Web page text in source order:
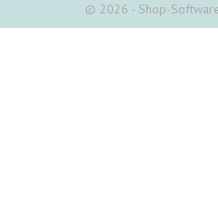
© 2026 - Shop-